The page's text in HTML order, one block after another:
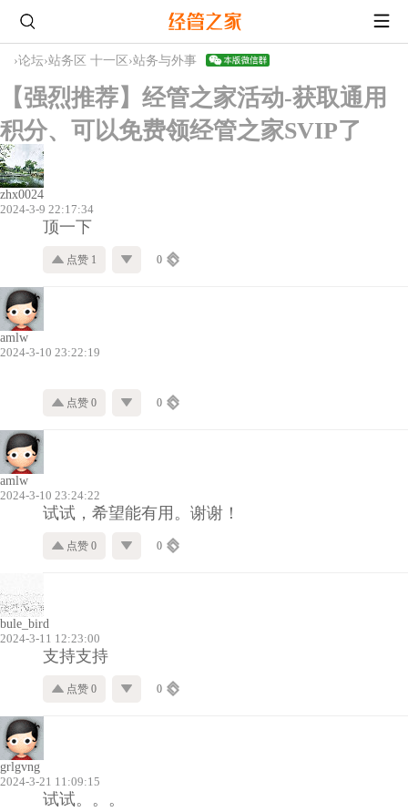
›论坛›站务区 十一区 ›站务与外事
【强烈推荐】经管之家活动-获取通用
积分、可以免费领经管之家SVIP了
zhx0024
2024-3-9 22:17:34
顶一下
点赞 1 0
amlw
2024-3-10 23:22:19
点赞 0 0
amlw
2024-3-10 23:24:22
试试，希望能有用。谢谢！
点赞 0 0
bule_bird
2024-3-11 12:23:00
支持支持
点赞 0 0
grlgvng
2024-3-21 11:09:15
试试。。。